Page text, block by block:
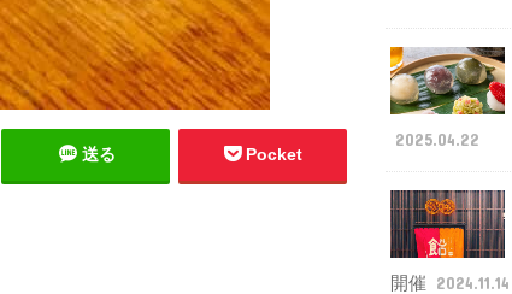
送る Pocket
2025.04.22
開催
2024.11.14